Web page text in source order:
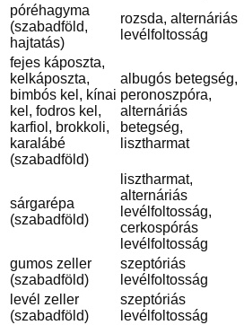
póréhagyma
(szabadföld,
hajtatás)
rozsda, alternáriás
levélfoltosság
fejes káposzta,
kelkáposzta,
bimbós kel, kínai
kel, fodros kel,
karfiol, brokkoli,
karalábé
(szabadföld)
albugós betegség,
peronoszpóra,
alternáriás
betegség,
lisztharmat
sárgarépa
(szabadföld)
lisztharmat,
alternáriás
levélfoltosság,
cerkospórás
levélfoltosság
gumos zeller
(szabadföld)
szeptóriás
levélfoltosság
levél zeller
(szabadföld)
szeptóriás
levélfoltosság